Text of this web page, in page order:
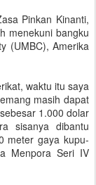
Pinkan Kinanti,
menekuni bangku
(UMBC), Amerika
waktu itu saya
masih dapat
1.000 dolar
sisanya dibantu
meter gaya kupu-
Menpora Seri IV